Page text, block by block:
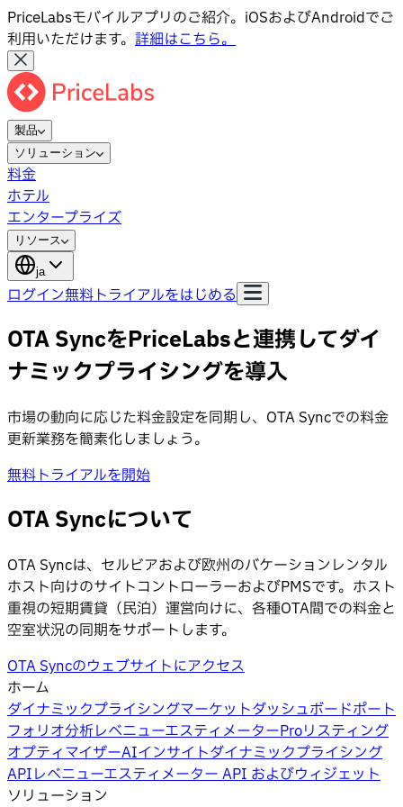
PriceLabsモバイルアプリのご紹介。iOSおよびAndroidでご
利用いただけます。 詳細はこちら。
製品
ソリューション
料金
ホテル
エンタープライズ
リソース
ja
ログイン無料トライアルをはじめる
OTA SyncをPriceLabsと連携してダイ
ナミックプライシングを導入
市場の動向に応じた料金設定を同期し、OTA Syncでの料金
更新業務を簡素化しましょう。
無料トライアルを開始
OTA Syncについて
OTA Syncは、セルビアおよび欧州のバケーションレンタル
ホスト向けのサイトコントローラーおよびPMSです。ホスト
重視の短期賃貸（民泊）運営向けに、各種OTA間での料金と
空室状況の同期をサポートします。
OTA Syncのウェブサイトにアクセス
ホーム
ダイナミックプライシングマーケットダッシュボードポート
フォリオ分析レベニューエスティメーターProリスティング
オプティマイザーAIインサイトダイナミックプライシング
APIレベニューエスティメーター API およびウィジェット
ソリューション